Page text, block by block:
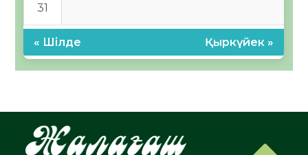
31
« Шілде Қыркүйек »